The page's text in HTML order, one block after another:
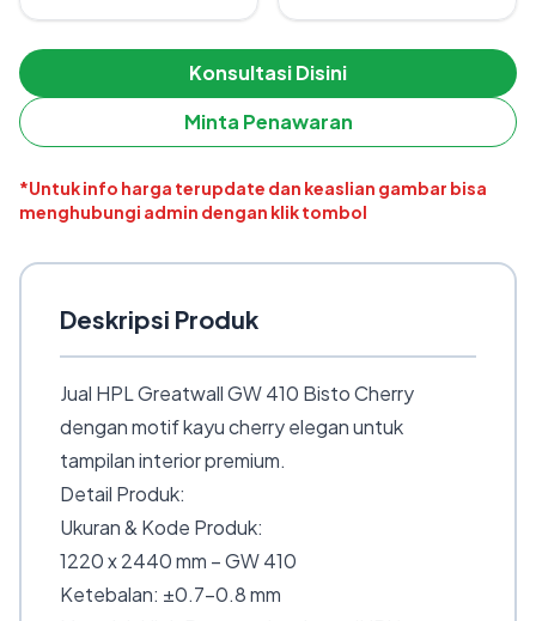
Konsultasi Disini
Minta Penawaran
*Untuk info harga terupdate dan keaslian gambar bisa
menghubungi admin dengan klik tombol
Deskripsi Produk
Jual HPL Greatwall GW 410 Bisto Cherry
dengan motif kayu cherry elegan untuk
tampilan interior premium.
Detail Produk:
Ukuran & Kode Produk:
1220 x 2440 mm – GW 410
Ketebalan: ±0.7–0.8 mm